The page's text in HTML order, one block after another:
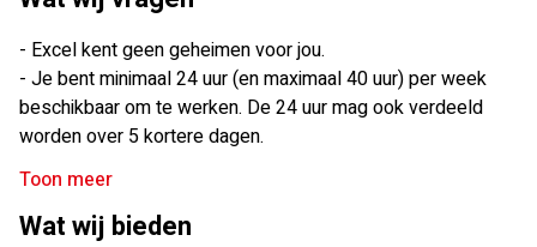
hierbij een grote waarde aan de groei van hun medewerkers.
Ter aanvulling van het inkoopteam zijn zij op zoek naar een
medewerker die kan helpen met het analyseren van data en
24 uur in de week.
- Excel kent geen geheimen voor jou.
- Je bent minimaal 24 uur (en maximaal 40 uur) per week
beschikbaar om te werken. De 24 uur mag ook verdeeld
worden over 5 kortere dagen.
- Jij bent onderzoekend ingesteld.
- Je hebt een goede beheersing van de Nederlandse taal.
- Ervaring met Data (analyse of entry) is gewenst maar niet
Toon meer
Wat wij bieden